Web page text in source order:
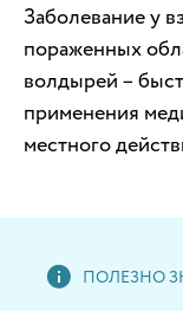
Заболевание у
пораженных
волдырей –
применения
местного